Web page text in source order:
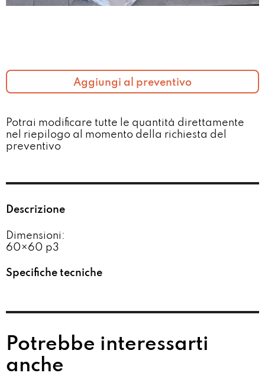
Aggiungi al preventivo
Potrai modificare tutte le quantità direttamente
nel riepilogo al momento della richiesta del
preventivo​
Descrizione
Dimensioni:
60×60 p3
Specifiche tecniche
Potrebbe interessarti
anche